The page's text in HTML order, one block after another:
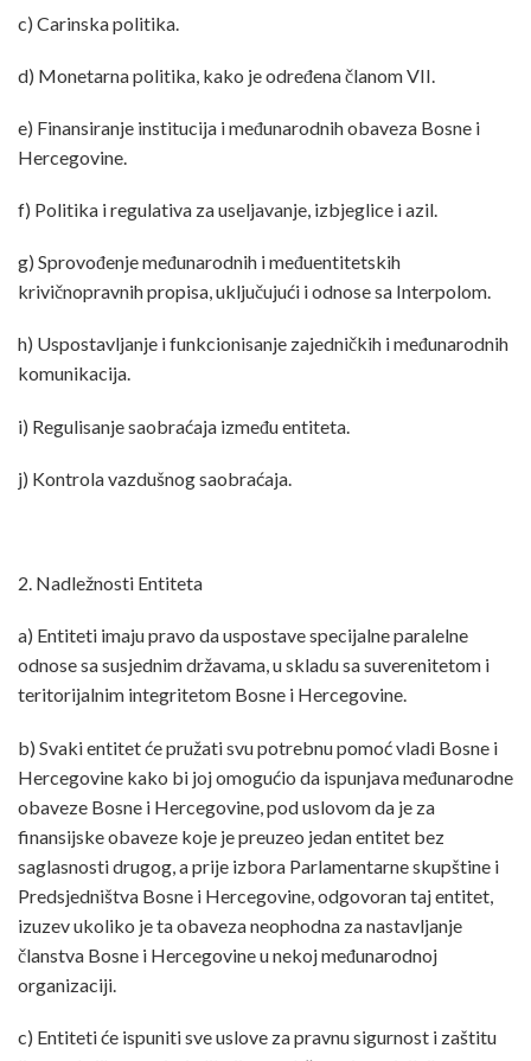
c) Carinska politika.
d) Monetarna politika, kako je određena članom VII.
e) Finansiranje institucija i međunarodnih obaveza Bosne i
Hercegovine.
f) Politika i regulativa za useljavanje, izbjeglice i azil.
g) Sprovođenje međunarodnih i međuentitetskih
krivičnopravnih propisa, uključujući i odnose sa Interpolom.
h) Uspostavljanje i funkcionisanje zajedničkih i međunarodnih
komunikacija.
i) Regulisanje saobraćaja između entiteta.
j) Kontrola vazdušnog saobraćaja.
2. Nadležnosti Entiteta
a) Entiteti imaju pravo da uspostave specijalne paralelne
odnose sa susjednim državama, u skladu sa suverenitetom i
teritorijalnim integritetom Bosne i Hercegovine.
b) Svaki entitet će pružati svu potrebnu pomoć vladi Bosne i
Hercegovine kako bi joj omogućio da ispunjava međunarodne
obaveze Bosne i Hercegovine, pod uslovom da je za
finansijske obaveze koje je preuzeo jedan entitet bez
saglasnosti drugog, a prije izbora Parlamentarne skupštine i
Predsjedništva Bosne i Hercegovine, odgovoran taj entitet,
izuzev ukoliko je ta obaveza neophodna za nastavljanje
članstva Bosne i Hercegovine u nekoj međunarodnoj
organizaciji.
c) Entiteti će ispuniti sve uslove za pravnu sigurnost i zaštitu